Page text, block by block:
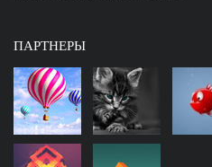
ПАРТНЕРЫ